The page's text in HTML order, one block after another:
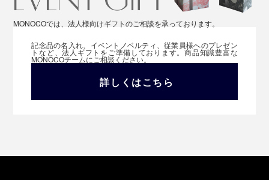
MONOCOでは、法人様向けギフトのご相談を承っております。
記念品の名入れ、イベントノベルティ、従業員様へのプレゼン
トなど、法人ギフトをご準備しております。商品知識豊富な
MONOCOチームにご相談ください。
詳しくはこちら